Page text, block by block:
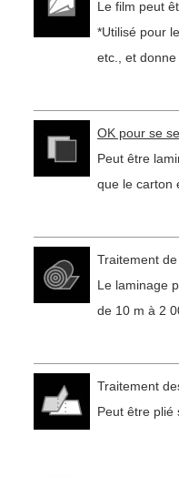
Le film peut
*Utilisé pour
etc., et donne
OK pour se
Peut être
que le carton
Traitement
Le laminage
de 10 m à 2
Traitement
Peut être plié